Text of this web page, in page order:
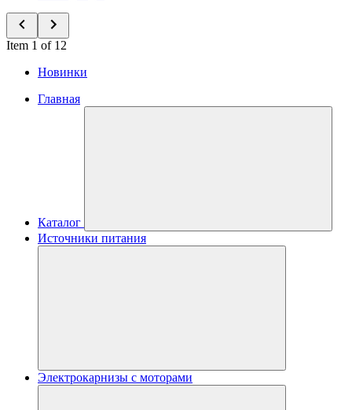
Item 1 of 12
Новинки
Главная
Каталог
Источники питания
Электрокарнизы с моторами